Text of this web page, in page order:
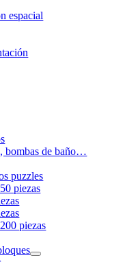
espacial
bombas de baño…
puzzles
piezas
piezas